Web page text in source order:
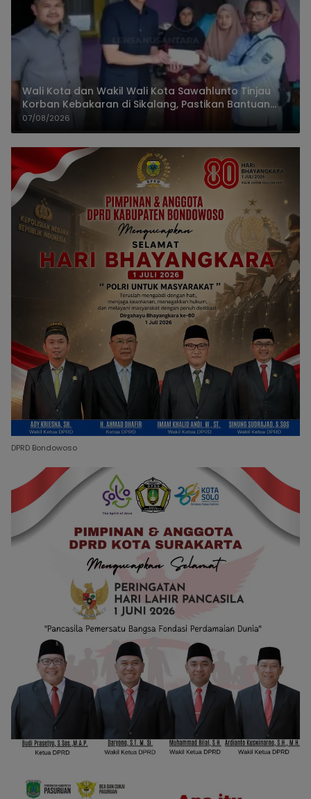
Wali Kota dan Wakil Wali Kota Sawahlunto Tinjau
Korban Kebakaran di Sikalang, Pastikan Bantuan
dan Perkuat Mitigasi Bencana
07/08/2026
DPRD Bondowoso